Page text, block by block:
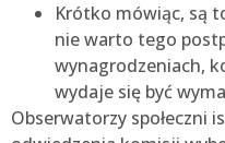
Krótko mówiąc, są
nie warto tego
wynagrodzeniach,
wydaje się być
Obserwatorzy społeczni